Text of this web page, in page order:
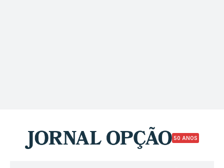
50 ANOS